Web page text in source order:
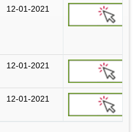
12-01-2021
12-01-2021
12-01-2021